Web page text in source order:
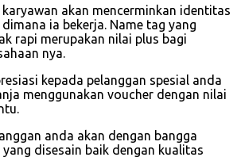
akan mencerminkan identitas
ia bekerja. Name tag yang
rapi merupakan nilai plus bagi
nya.
kepada pelanggan spesial anda
menggunakan voucher dengan nilai
anda akan dengan bangga
disesain baik dengan kualitas